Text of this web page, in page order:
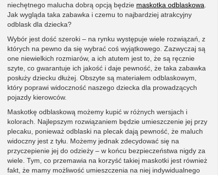
niechętnego malucha dobrą opcją będzie maskotka odblaskowa
Jak wygląda taka zabawka i czemu to najbardziej atrakcyjny
odblask dla dziecka?
Wybór jest dość szeroki – na rynku występuje wiele rozwiązań, z
których na pewno da się wybrać coś wyjątkowego. Zazwyczaj są
one niewielkich rozmiarów, a ich atutem jest to, że są ręcznie
szyte, co gwarantuje ich jakość i daje pewność, że taka zabawka
posłuży dziecku dłużej. Obszyte są materiałem odblaskowym,
który poprawi widoczność naszego dziecka dla prowadzących
pojazdy kierowców.
Maskotkę odblaskową możemy kupić w różnych wersjach i
kolorach. Najlepszym rozwiązaniem będzie umieszczenie jej przy
plecaku, ponieważ odblaski na plecak dają pewność, że maluch
widoczny jest z tyłu. Możemy jednak zdecydować się na
przyczepienie jej do odzieży – w końcu bezpieczeństwa nigdy za
wiele. Tym, co przemawia na korzyść takiej maskotki jest również
fakt, że mamy możliwość umieszczenia na niej indywidualnego